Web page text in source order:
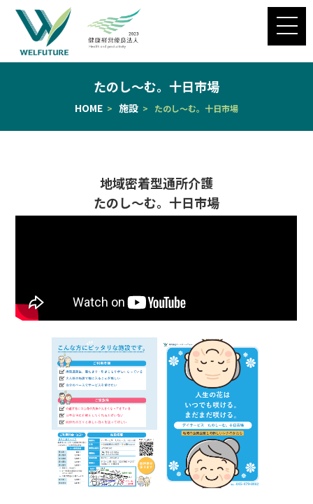
たのし～む。十日市場
HOME > 施設 > たのし～む。十日市場
地域密着型通所介護
たのし～む。十日市場